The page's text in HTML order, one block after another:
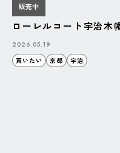
販売中
ローレルコート宇治木
2026.05.19
買いたい
京都 宇治